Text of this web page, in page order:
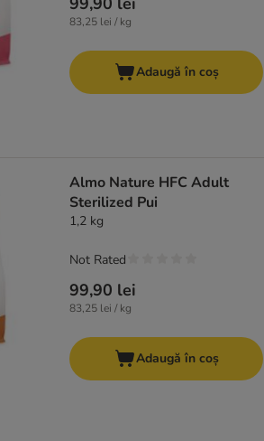
83,25 lei / kg
Adaugă în coș
Almo Nature HFC Adult
Sterilized Pui
1,2 kg
99,90 lei
83,25 lei / kg
Not Rated
Adaugă în coș